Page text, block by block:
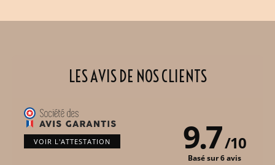
LES AVIS DE NOS CLIENTS
VOIR L'ATTESTATION 9.7/10
Basé sur 6 avis